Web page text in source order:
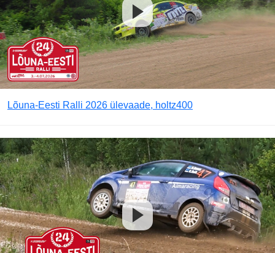
Lõuna-Eesti Ralli 2026 ülevaade, holtz400